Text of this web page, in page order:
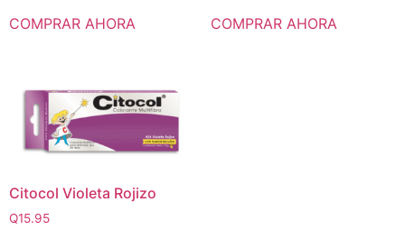
COMPRAR AHORA COMPRAR AHORA
Citocol Violeta Rojizo
Q15.95